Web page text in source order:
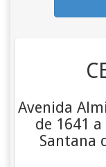
Avenida
de 1641
Santana